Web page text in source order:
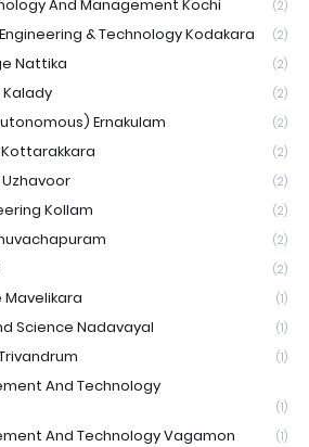
And Management Kochi (2)
& Technology Kodakara (2)
Nattika (2)
(2)
Ernakulam (2)
(2)
(2)
Kollam (2)
(2)
(2)
(1)
Science Nadavayal (1)
(1)
And Technology
(1)
And Technology Vagamon (1)